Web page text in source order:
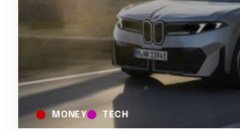
MONEY TECH